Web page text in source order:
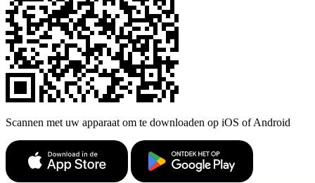
Scannen met uw apparaat om te downloaden op iOS of Android